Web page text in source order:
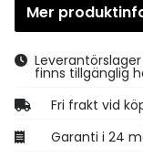
Mer
Leverantörslager
finns tillgänglig
Fri frakt vid
Garanti i 24